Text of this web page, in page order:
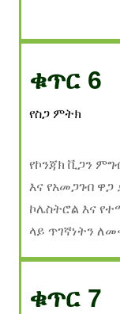
ቁጥር 6
የስጋ ምትክ
የኮንጃክ ቪጋን
እና የአመጋገብ ዋጋ
ኮሌስትሮል እና
ላይ ጥገኛነትን
ቁጥር 7